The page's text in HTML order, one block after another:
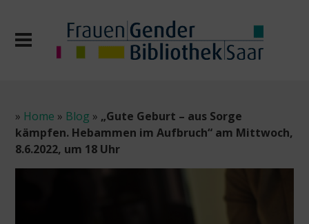
» Home » Blog » „Gute Geburt – aus Sorge
kämpfen. Hebammen im Aufbruch“ am Mittwoch,
8.6.2022, um 18 Uhr